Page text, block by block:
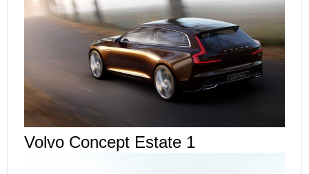
Volvo Concept Estate 1